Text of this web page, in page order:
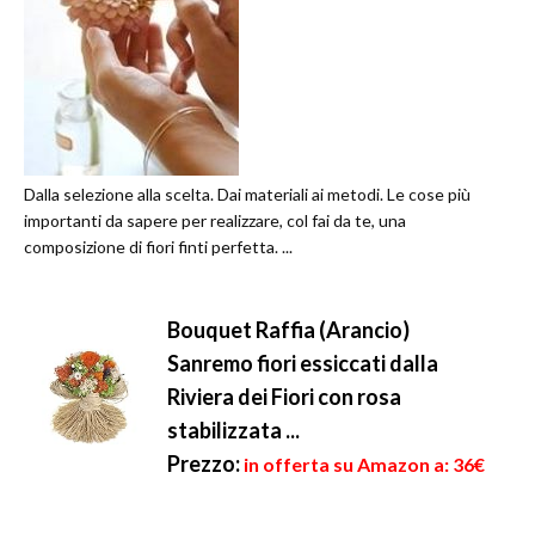
Dalla selezione alla scelta. Dai materiali ai metodi. Le cose più
importanti da sapere per realizzare, col fai da te, una
composizione di fiori finti perfetta. ...
Bouquet Raffia (Arancio)
Sanremo fiori essiccati dalla
Riviera dei Fiori con rosa
stabilizzata ...
Prezzo: in offerta su Amazon a: 36€